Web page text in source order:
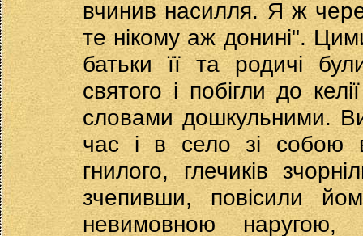
вчинив насилля. Я ж
те нікому аж донині".
батьки її та родичі
святого і побігли до
словами дошкульними.
час і в село зі собою
гнилого, глечиків
зчепивши, повісили
невимовною